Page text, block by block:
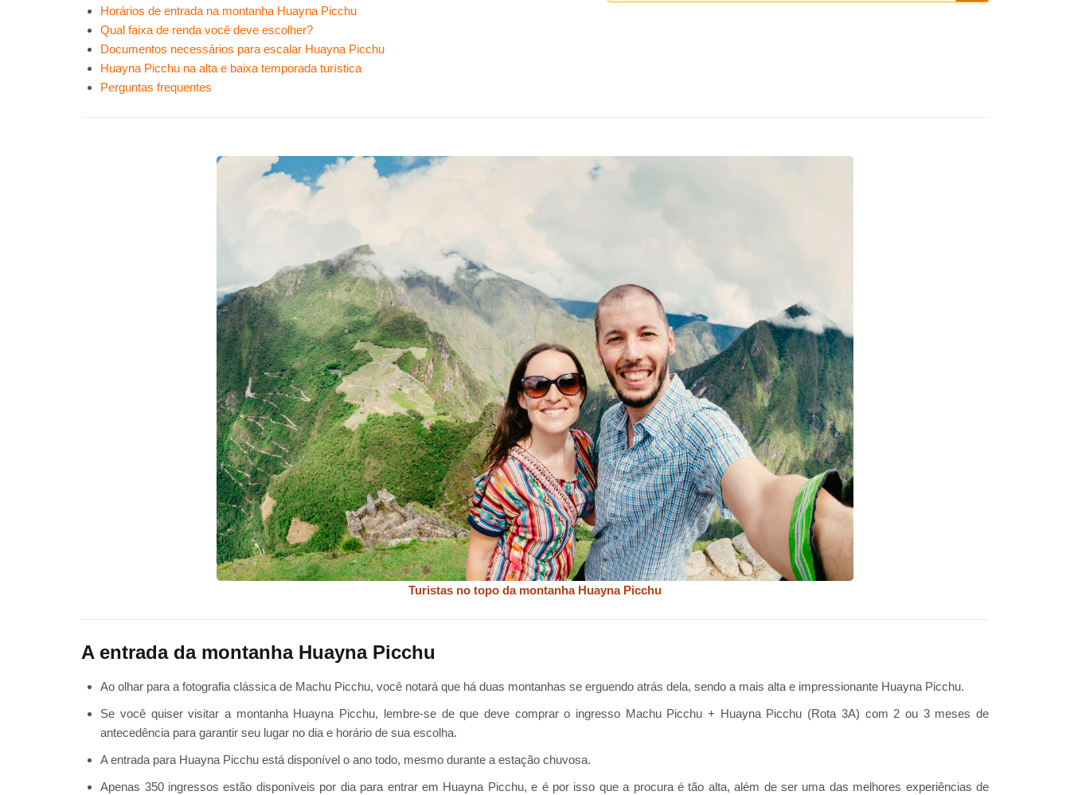
Horários de entrada na montanha Huayna Picchu
Qual faixa de renda você deve escolher?
Documentos necessários para escalar Huayna Picchu
Huayna Picchu na alta e baixa temporada turística
Perguntas frequentes
Turistas no topo da montanha Huayna Picchu
A entrada da montanha Huayna Picchu
Ao olhar para a fotografia clássica de Machu Picchu, você notará que há duas montanhas se erguendo atrás dela, sendo a mais alta e impressionante Huayna Picchu.
Se você quiser visitar a montanha Huayna Picchu, lembre-se de que deve comprar o ingresso Machu Picchu + Huayna Picchu (Rota 3A) com 2 ou 3 meses de
antecedência para garantir seu lugar no dia e horário de sua escolha.
A entrada para Huayna Picchu está disponível o ano todo, mesmo durante a estação chuvosa.
Apenas 350 ingressos estão disponíveis por dia para entrar em Huayna Picchu, e é por isso que a procura é tão alta, além de ser uma das melhores experiências de